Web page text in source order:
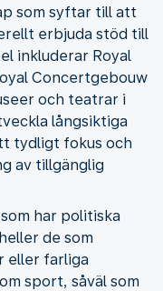
som syftar till att
erbjuda stöd till
inkluderar Royal
Concertgebouw
och teatrar i
långsiktiga
tydligt fokus och
av tillgänglig
har politiska
de som
eller farliga
sport, såväl som